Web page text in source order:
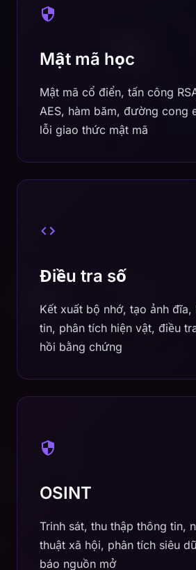
Mật mã học
Mật mã cổ điển, tấn công
AES, hàm băm, đường cong
lỗi giao thức mật mã
Điều tra số
Kết xuất bộ nhớ, tạo ảnh
tin, phân tích hiện vật, điều
hồi bằng chứng
OSINT
Trinh sát, thu thập thông tin,
thuật xã hội, phân tích siêu
báo nguồn mở